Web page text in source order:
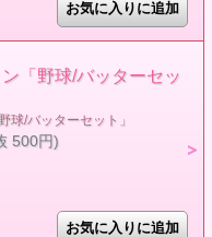
「野球/バッターセッ
球/バッターセット」
500円)